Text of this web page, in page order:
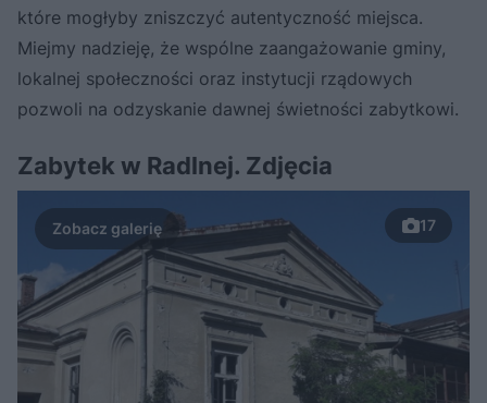
które mogłyby zniszczyć autentyczność miejsca.
Miejmy nadzieję, że wspólne zaangażowanie gminy,
lokalnej społeczności oraz instytucji rządowych
pozwoli na odzyskanie dawnej świetności zabytkowi.
Zabytek w Radlnej. Zdjęcia
17